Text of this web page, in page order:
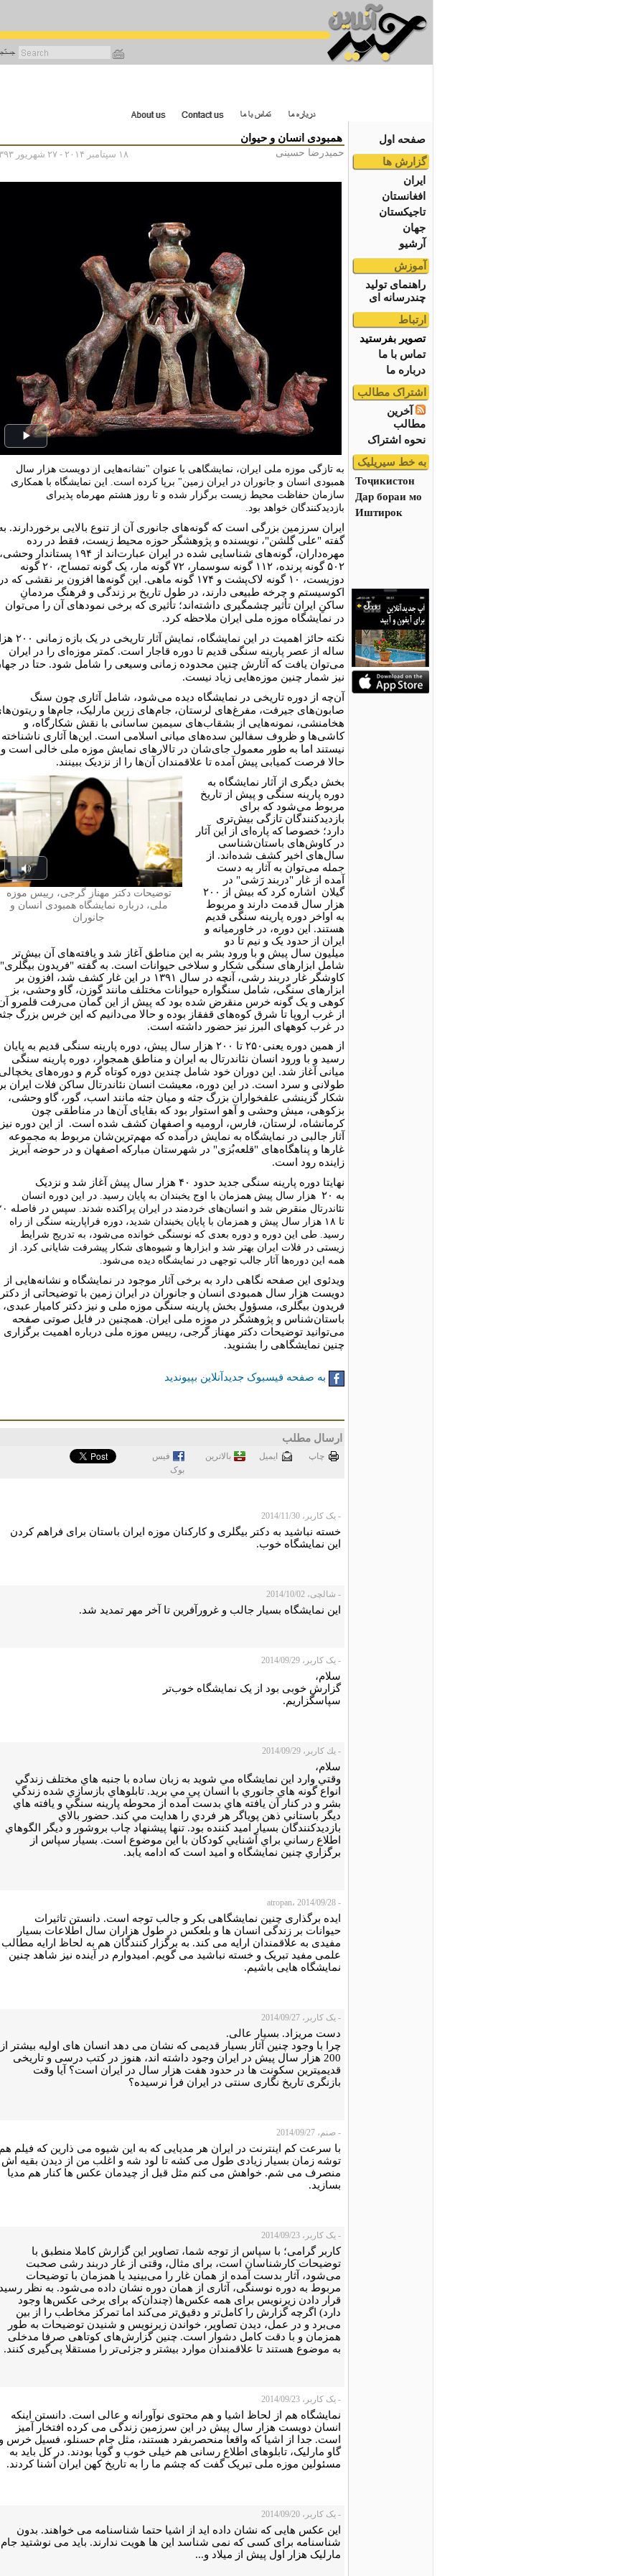
صفحه اول
گزارش ها
ایران
افغانستان
تاجیکستان
جهان
آرشیو
آموزش
راهنمای تولید
چندرسانه ای
ارتباط
تصویر بفرستید
تماس با ما
درباره ما
اشتراک مطالب
آخرین
مطالب
نحوه اشتراک
به خط سیریلیک
Тоҷикистон
Дар бораи мо
Иштирок
همبودی انسان و حیوان
۱۸ سپتامبر ۲۰۱۴ - ۲۷ شهریور ۱۳۹۳ حمیدرضا حسینی
Play
به تازگی موزه ملی ایران، نمایشگاهی با عنوان "نشانه‌هایی از دویست هزار سال
همبودی انسان و جانوران در ایران زمین" برپا کرده است. این نمایشگاه با همکاری
سازمان حفاظت محیط زیست برگزار شده و تا روز هشتم مهرماه پذیرای
بازدیدکنندگان خواهد بود.
ایران سرزمین بزرگی است که گونه‌های جانوری ‌آن از تنوع بالایی برخوردارند.
گفته "علی گلشن"، نویسنده و پژوهشگر حوزه محیط زیست، فقط در رده
مهره‌داران، گونه‌های شناسایی شده در ایران عبارت‌اند از ۱۹۴ پستاندار وحشی،
۵۰۲ گونه پرنده، ۱۱۲ گونه سوسمار، ۷۲ گونه مار، یک گونه تمساح، ۲۰ گونه
دوزیست، ۱۰ گونه لاک‌پشت و ۱۷۴ گونه ماهی. این گونه‌ها افزون بر نقشی که در
اکوسیستم و چرخه طبیعی دارند، در طول تاریخ بر زندگی و فرهنگ مردمانِ
ساکنِ ایران تأثیر چشمگیری داشته‌اند؛ تأثیری که برخی نمودهای آن را می‌توان
در نمایشگاه موزه ملی ایران ملاحظه کرد.
نکته حائز اهمیت در این نمایشگاه، نمایش آثار
ساله از عصر پارینه سنگی قدیم تا دوره قاجار است. کمتر موزه‌ای را در ایران
می‌توان یافت که آثارش چنین محدوده زمانی وسیعی را شامل شود. حتا در
نیز شمار چنین موزه‌هایی زیاد نیست.
آن‌چه از دوره تاریخی در نمایشگاه دیده می‌شود، شامل آثاری چون سنگ
صابون‌‌های جیرفت، مفرغ‌های لرستان، جام‌های زرین مارلیک، جام‌ها و
هخامنشی، نمونه‌هایی از بشقاب‌های سیمین ساسانی با نقش شکارگاه، و
کاشی‌ها و ظروف سفالین سده‌های میانی اسلامی است. این‌ها آثاری ناشناخته‌
نیستند اما به طور معمول جای‌شان در تالارهای نمایش موزه ملی خالی است و
حالا فرصت کمیابی پیش آمده تا علاقمندان آن‌ها را از نزدیک ببینند.
توضیحات دکتر مهناز گرجی، رییس موزه
ملی، درباره نمایشگاه همبودی انسان و
جانوران
بخش دیگری از آثار نمایشگاه به
دوره پارینه سنگی و پیش از تاریخ
مربوط می‌شود که برای
بازدیدکنندگان تازگی بیش‌تری
دارد؛ خصوصا که پاره‌ای از این آثار
در کاوش‌های باستان‌شناسی
سال‌های اخیر کشف شده‌اند. از
جمله می‌توان به آثار به دست
آمده از غار "دربند رَشی" در
گیلان اشاره کرد که بیش از ۲۰۰
هزار سال قدمت دارند و مربوط
به اواخر دوره پارینه سنگی قدیم
هستند. این دوره، در خاورمیانه و
ایران از حدود یک و نیم تا دو
میلیون سال پیش و با ورود بشر به این مناطق آغاز شد و یافته‌های آن بیش‌تر
شامل ابزارهای سنگی شکار و سلاخی حیوانات است. به گفته "فریدون
کاوشگر غار دربند رشی، آنچه در سال ۱۳۹۱ در این غار کشف شد، افزون بر
ابزارهای سنگی، شامل سنگواره‌ حیوانات مختلف مانند گوزن، گاو وحشی، بز
کوهی و یک گونه خرس منقرض شده بود که پیش از این گمان می‌رفت قلمرو
از غرب اروپا تا شرق کوه‌های قفقاز بوده و حالا می‌دانیم که این خرس بزرگ
در غرب کوههای البرز نیز حضور داشته است.
از همین دوره یعنی۲۵۰ تا ۲۰۰ هزار سال پیش، دوره پارینه سنگی قدیم به پایان
رسید و با ورود انسان نئاندرتال به ایران و مناطق همجوار، دوره پارینه سنگی
میانی آغاز شد. این دوران خود شامل چندین دوره کوتاه گرم و دوره‌های یخچالی
طولانی و سرد است. در این دوره، معیشت انسان‌ نئاندرتال ساکن فلات ایران بر
شکار گزینشی علفخواران بزرگ جثه و میان جثه مانند اسب، گور، گاو وحشی،
بزکوهی، میش وحشی و آهو استوار بود که بقایای آن‌ها در مناطقی چون
کرمانشاه، لرستان، فارس، ارومیه و اصفهان کشف شده است. از این دوره نیز
آثار جالبی در نمایشگاه به نمایش درآمده که مهم‌ترین‌شان مربوط به مجموعه
غارها و پناهگاه‌های "قلعه‌بُزی" در شهرستان مبارکه اصفهان و در حوضه آبریز
زاینده رود است.
نهایتا دوره پارینه سنگی جدید حدود ۴۰ هزار سال پیش آغاز شد و نزدیک
به ۲۰ هزار سال پیش همزمان با اوج یخبندان به پایان رسید. در این دوره انسان
نئاندرتال منقرض شد و انسان‌های
تا ۱۸ هزار سال پیش و همزمان با پایان یخبندان شدید، دوره فراپارینه سنگی از راه
رسید. طی این دوره و دوره بعدی که نوسنگی خوانده می‌شود، به تدریج شرایط
زیستی در فلات ایران بهتر شد و ابزارها و شیوه‌های شکار پیشرفت شایانی کرد. از
همه این دوره‌ها آثار جالب توجهی در نمایشگاه دیده می‌شود.
ویدئوی این صفحه نگاهی دارد به برخی آثار موجود در نمایشگاه و نشانه‌هایی از
دویست هزار سال همبودی انسان و جانوران در ایران زمین با توضیحاتی از دکتر
فریدون بیگلری، مسؤول بخش پارینه سنگی موزه ملی و نیز دکتر کامیار عبدی،
باستان‌شناس و پژوهشگر در موزه ملی ایران. همچنین در فایل صوتی صفحه
می‌توانید توضیحات دکتر مهناز گرجی، رییس موزه ملی درباره اهمیت برگزاری
چنین نمایشگاهی را بشنوید.
به صفحه فیسبوک جدیدآنلاین بپیوندید
ارسال مطلب
چاپ ايميل بالاترین
فيس
بوک
- یک کاربر، 2014/11/30
خسته نباشید به دکتر بیگلری و کارکنان موزه ایران باستان برای فراهم کردن
این نمایشگاه خوب.
- شالچی، 2014/10/02
این نمایشگاه بسیار جالب و غرورآفرین تا آخر مهر تمدید شد.
- یک کاربر، 2014/09/29
سلام،
گزارش خوبی بود از یک نمایشگاه خوب‌تر
سپاسگزاریم.
- يك كاربر، 2014/09/29
سلام،
وقتي وارد اين نمايشگاه مي شويد به زبان ساده با جنبه هاي مختلف زندگي
انواع گونه هاي جانوري با انسان پي مي بريد. تابلوهاي بازسازي شده زندگي
بشر و در كنار آن يافته هاي بدست آمده از محوطه پارينه سنگي و يافته هاي
ديگر باستاني ذهن پوياگر هر فردي را هدايت مي كند. حضور بالاي
بازديدكنندگان بسيار اميد كننده بود. تنها پيشنهاد چاب بروشور و ديگر الگوهاي
اطلاع رساني براي آشنايي كودكان با اين موضوع است. بسيار سپاس از
برگزاري چنين نمايشگاه و اميد است كه ادامه يابد.
- atropan، 2014/09/28
ایده برگذاری چنین نمایشگاهی بکر و جالب توجه است. دانستن تاثیرات
حیوانات بر زندگی انسان ها و بلعکس در طول هزاران سال اطلاعات بسیار
مفیدی به علاقمندان ارایه می کند. به برگزار کنندگان هم به لحاظ ارایه مطالب
علمی مفید تبریک و خسته نباشید می گویم. امیدوارم در آینده نیز شاهد چنین
نمایشگاه هایی باشیم.
- یک کاربر، 2014/09/27
دست مریزاد. بسیار عالی.
چرا با وجود چنین آثار بسیار قدیمی که نشان می دهد انسان های اولیه بیشتر از
200 هزار سال پیش در ایران وجود داشته اند، هنوز در کتب درسی و تاریخی
قدیمیترین سکونت ها در حدود هفت هزار سال در ایران است؟ آیا وقت
بازنگری تاریخ نگاری سنتی در ایران فرا نرسیده؟
- صنم، 2014/09/27
با سرعت کم اینترنت در ایران هر مدیایی که به این شیوه می ذارین که فیلم هم
توشه زمان بسیار زیادی طول می کشه تا لود شه و اغلب من از دیدن بقیه اش
منصرف می شم. خواهش می کنم مثل قبل از چیدمان عکس ها کنار هم مدیا
بسازید.
- یک کاربر، 2014/09/23
کاربر گرامی؛ با سپاس از توجه شما، تصاویر این گزارش کاملا منطبق با
توضیحات کارشناسان است، برای مثال، وقتی از غار دربند رشی صحبت
می‌شود، آثار بدست آمده از همان غار را می‌بینید یا همزمان با توضیحات
مربوط به دوره نوسنگی، آثاری از همان دوره نشان داده می‌شود. به نظر رسید
قرار دادن زیرنویس برای همه عکس‌ها (چندان‌که برای برخی عکس‌ها وجود
دارد) اگرچه گزارش را کامل‌تر و دقیق‌تر می‌کند اما تمرکز مخاطب را از بین
می‌برد و در عمل، دیدن تصاویر، خواندن زیرنویس و شنیدن توضیحات به طور
همزمان و با دقت کامل دشوار است. چنین گزارش‌های کوتاهی صرفا مدخلی
به موضوع هستند تا علاقمندان موارد بیشتر و جزئی‌تر را مستقلا پی‌گیری کنند.
- یک کاربر، 2014/09/23
نمایشگاه هم از لحاظ اشیا و هم محتوی نوآورانه و عالی است. دانستن اینکه
انسان دویست هزار سال پیش در این سرزمین زندگی می کرده افتخار آمیز
است. جدا از اشیا که واقعا منحصربفرد هستند، مثل جام حسنلو، فسیل خرس و
گاو مارلیک، تابلوهای اطلاع رسانی هم خیلی خوب و گویا بودند. در کل باید به
مسئولین موزه ملی تبریک گفت که چشم ما را به تاریخ کهن ایران آشنا کردند.
- یک کاربر، 2014/09/20
این عکس هایی که نشان داده اید از اشیا حتما شناسنامه می خواهند. بدون
شناسنامه برای کسی که نمی شناسد این ها هویت ندارند. باید می نوشتید جام
مارلیک هزار اول پیش از میلاد و...